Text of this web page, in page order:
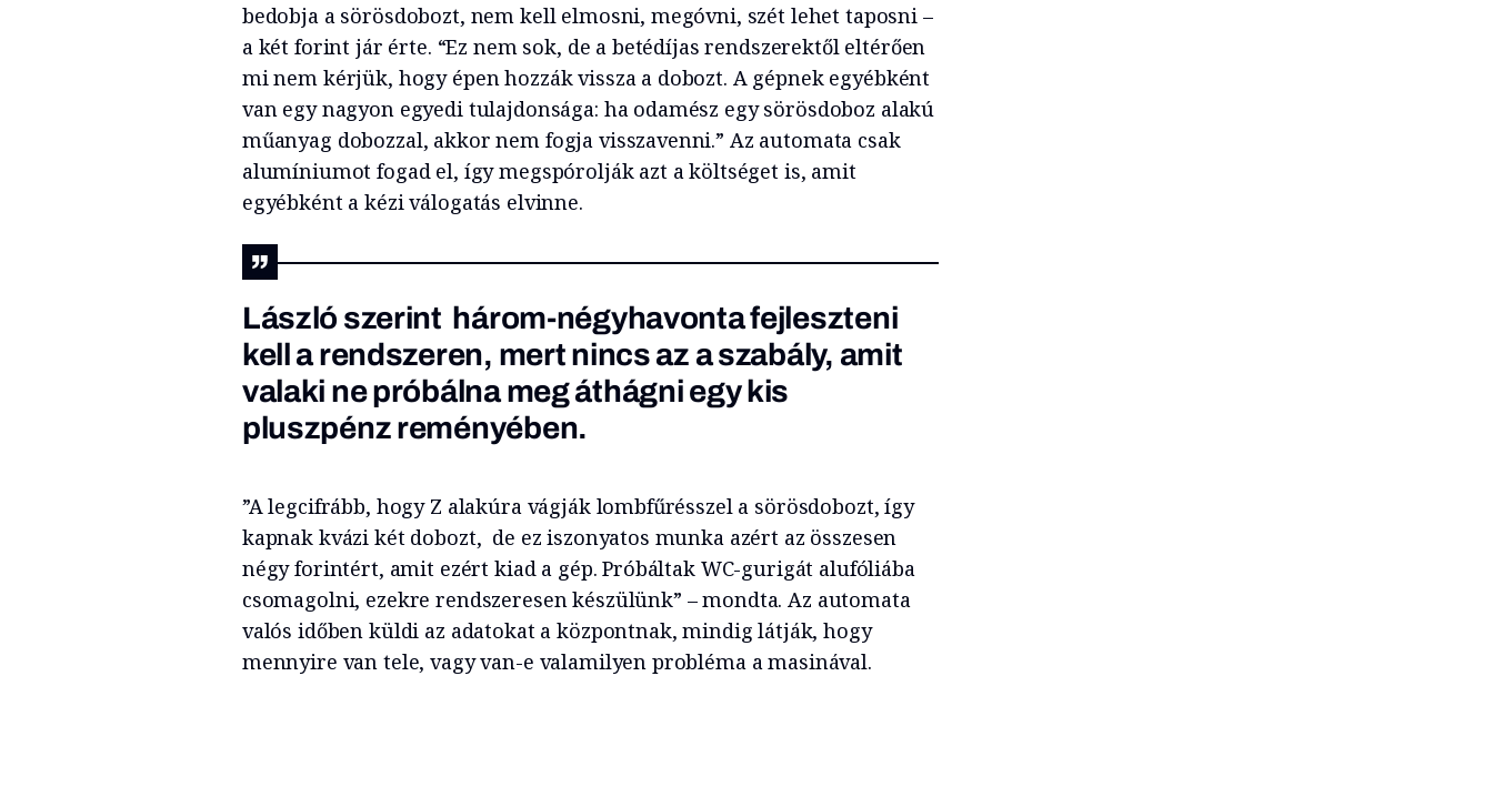
bedobja a sörösdobozt, nem kell elmosni, megóvni, szét lehet taposni –
a két forint jár érte. “Ez nem sok, de a betédíjas rendszerektől eltérően
mi nem kérjük, hogy épen hozzák vissza a dobozt. A gépnek egyébként
van egy nagyon egyedi tulajdonsága: ha odamész egy sörösdoboz alakú
műanyag dobozzal, akkor nem fogja visszavenni.” Az automata csak
alumíniumot fogad el, így megspórolják azt a költséget is, amit
egyébként a kézi válogatás elvinne.
László szerint három-négyhavonta fejleszteni
kell a rendszeren, mert nincs az a szabály, amit
valaki ne próbálna meg áthágni egy kis
pluszpénz reményében.
”A legcifrább, hogy Z alakúra vágják lombfűrésszel a sörösdobozt, így
kapnak kvázi két dobozt, de ez iszonyatos munka azért az összesen
négy forintért, amit ezért kiad a gép. Próbáltak WC-gurigát alufóliába
csomagolni, ezekre rendszeresen készülünk” – mondta. Az automata
valós időben küldi az adatokat a központnak, mindig látják, hogy
mennyire van tele, vagy van-e valamilyen probléma a masinával.